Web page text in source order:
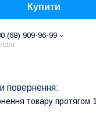
Купити
(68) 909-96-99
товару протягом